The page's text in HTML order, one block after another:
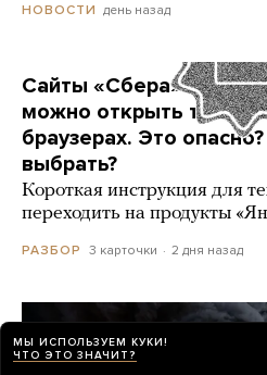
НОВОСТИ день назад
Сайты «Сбера» и
можно открыть только
браузерах. Это
выбрать?
Короткая инструкция для
переходить на продукты
РАЗБОР 3 карточки 2 дня назад
МЫ ИСПОЛЬЗУЕМ КУКИ!
ЧТО ЭТО ЗНАЧИТ?